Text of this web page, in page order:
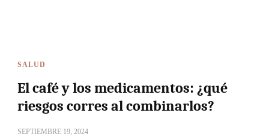
SALUD
El café y los medicamentos: ¿qué
riesgos corres al combinarlos?
SEPTIEMBRE 19, 2024